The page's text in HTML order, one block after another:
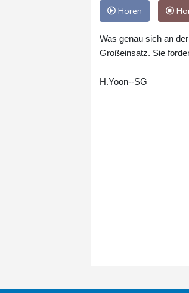
Hören
Was genau sich an
Großeinsatz. Sie
H.Yoon--SG